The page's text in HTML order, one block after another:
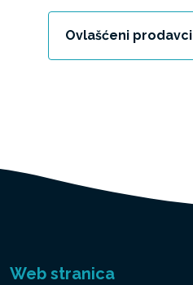
Ovlašćeni prodavci
Web stranica